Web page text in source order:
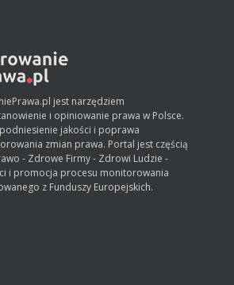
jest narzędziem
i opiniowanie prawa w Polsce.
jakości i poprawa
zmian prawa. Portal jest częścią
- Zdrowe Firmy - Zdrowi Ludzie -
i promocja procesu monitorowania
z Funduszy Europejskich.